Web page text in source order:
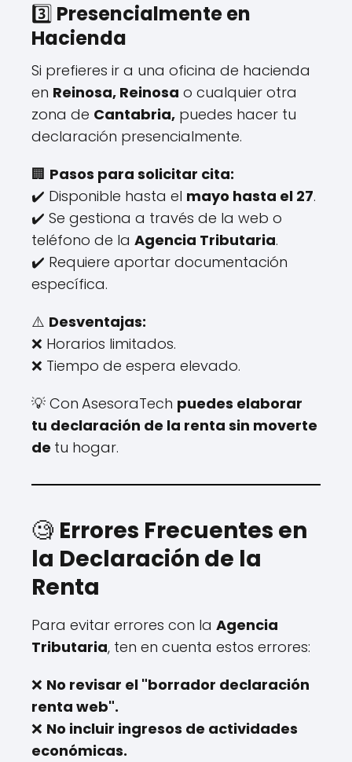
3️⃣ Presencialmente en
Hacienda
Si prefieres ir a una oficina de hacienda
en Reinosa, Reinosa o cualquier otra
zona de Cantabria, puedes hacer tu
declaración presencialmente.
🏢 Pasos para solicitar cita:
✔️ Disponible hasta el mayo hasta el 27.
✔️ Se gestiona a través de la web o
teléfono de la Agencia Tributaria.
✔️ Requiere aportar documentación
específica.
⚠️ Desventajas:
❌ Horarios limitados.
❌ Tiempo de espera elevado.
💡 Con AsesoraTech puedes elaborar
tu declaración de la renta sin moverte
de tu hogar.
🧐 Errores Frecuentes en
la Declaración de la
Renta
Para evitar errores con la Agencia
Tributaria, ten en cuenta estos errores:
❌ No revisar el "borrador declaración
renta web".
❌ No incluir ingresos de actividades
económicas.